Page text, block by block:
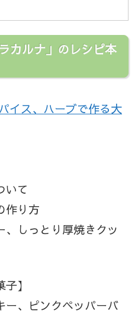
カルナ」のレシピ本
イス、ハーブで作る大
いて
作り方
しっとり厚焼きクッ
】
ー、ピンクペッパーバ